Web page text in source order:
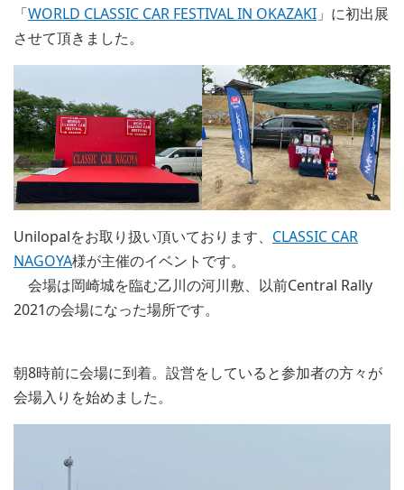
「WORLD CLASSIC CAR FESTIVAL IN OKAZAKI 」に初出展
させて頂きました。
Unilopalをお取り扱い頂いております、 CLASSIC CAR
NAGOYA様が主催のイベントです。
会場は岡崎城を臨む乙川の河川敷、以前Central Rally
2021の会場になった場所です。
朝8時前に会場に到着。設営をしていると参加者の方々が
会場入りを始めました。